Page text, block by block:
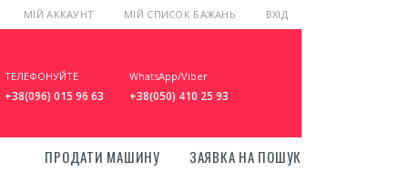
МІЙ АККАУНТ МІЙ СПИСОК БАЖАНЬ ВХІД
ТЕЛЕФОНУЙТЕ
+38(096) 015 96 63
WhatsApp/Viber
+38(050) 410 25 93
ПРОДАТИ МАШИНУ ЗАЯВКА НА ПОШУК